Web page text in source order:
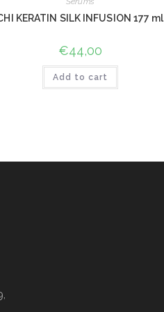
KERATIN SILK INFUSION 177 ml
€44,00
Add to cart